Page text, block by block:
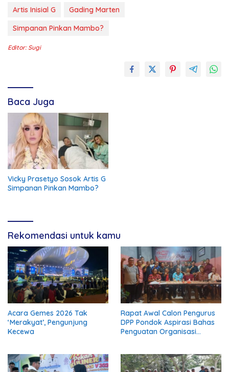
Artis Inisial G
Gading Marten
Simpanan Pinkan Mambo?
Editor: Sugi
Baca Juga
Vicky Prasetyo Sosok Artis G
Simpanan Pinkan Mambo?
Rekomendasi untuk kamu
Acara Gemes 2026 Tak
‘Merakyat’, Pengunjung
Kecewa
Rapat Awal Calon Pengurus
DPP Pondok Aspirasi Bahas
Penguatan Organisasi